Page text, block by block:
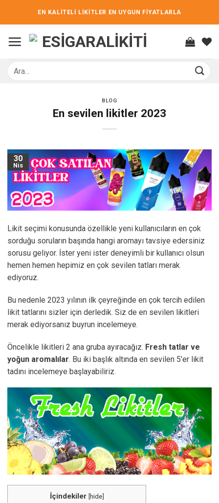
EN KALİTELİ LİKİTLER EN UYGUN FİYATLARLA
Ara:
BLOG
En sevilen likitler 2023
30
Nis
Likit seçimi konusunda özellikle yeni kullanıcıların en çok
sorduğu soruların başında hangi aromayı tavsiye edersiniz
sorusu geliyor. İster yeni ister deneyimli bir kullanıcı olsun
hemen hemen hepimiz en çok sevilen tatları merak
ediyoruz.
Bu nedenle 2023 yılının ilk çeyreğinde en çok tercih edilen
likit tatlarını sizler için derledik. Siz de en sevilen likitleri
merak ediyorsanız buyrun incelemeye.
Öncelikle likitleri 2 ana gruba ayıracağız. Fresh tatlar ve
yoğun aromalılar. Bu iki başlık altında en sevilen 5’er likit
tadını incelemeye başlayabiliriz.
İçindekiler [hide]